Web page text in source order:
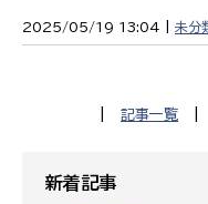
2025/05/19 13:04 | 未分
記事一覧
新着記事